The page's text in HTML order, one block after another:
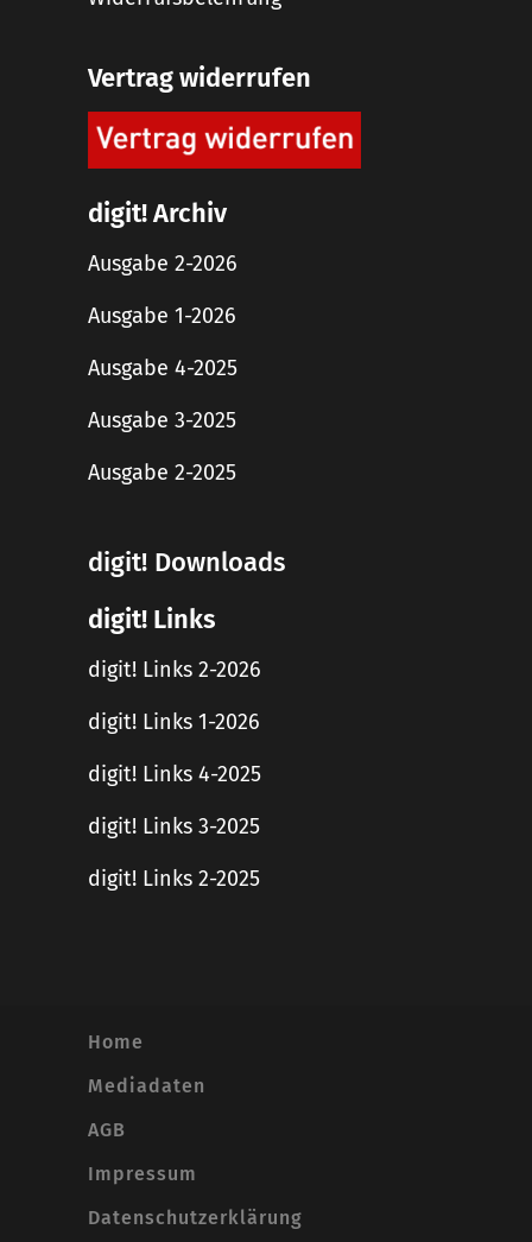
Vertrag widerrufen
digit! Archiv
Ausgabe 2-2026
Ausgabe 1-2026
Ausgabe 4-2025
Ausgabe 3-2025
Ausgabe 2-2025
digit! Downloads
digit! Links
digit! Links 2-2026
digit! Links 1-2026
digit! Links 4-2025
digit! Links 3-2025
digit! Links 2-2025
Home
Mediadaten
AGB
Impressum
Datenschutzerklärung